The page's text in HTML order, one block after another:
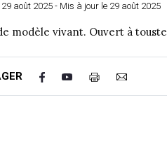
29 août 2025 - Mis à jour le 29 août 2025
modèle vivant. Ouvert à